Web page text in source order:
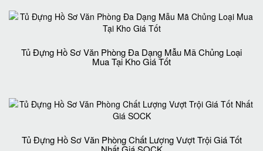
Tủ Đựng Hồ Sơ Văn Phòng Đa Dạng Mẫu Mã Chủng Loại
Mua Tại Kho Giá Tốt
Tủ Đựng Hồ Sơ Văn Phòng Chất Lượng Vượt Trội Giá Tốt